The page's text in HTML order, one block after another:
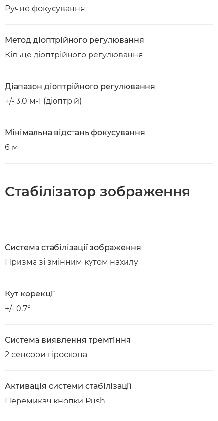
Ручне фокусування
Метод діоптрійного регулювання
Кільце діоптрійного регулювання
Діапазон діоптрійного регулювання
+/- 3,0 м-1 (діоптрій)
Мінімальна відстань фокусування
6 м
Стабілізатор зображення
Система стабілізації зображення
Призма зі змінним кутом нахилу
Кут корекції
+/- 0,7°
Система виявлення тремтіння
2 сенсори гіроскопа
Активація системи стабілізації
Перемикач кнопки Push